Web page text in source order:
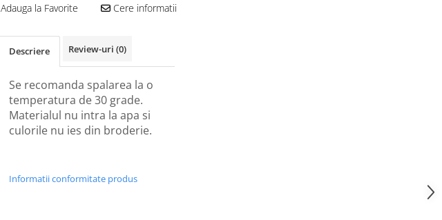
Adauga la Favorite Cere informatii
Descriere Review-uri (0)
Se recomanda spalarea la o
temperatura de 30 grade.
Materialul nu intra la apa si
culorile nu ies din broderie.
Informatii conformitate produs